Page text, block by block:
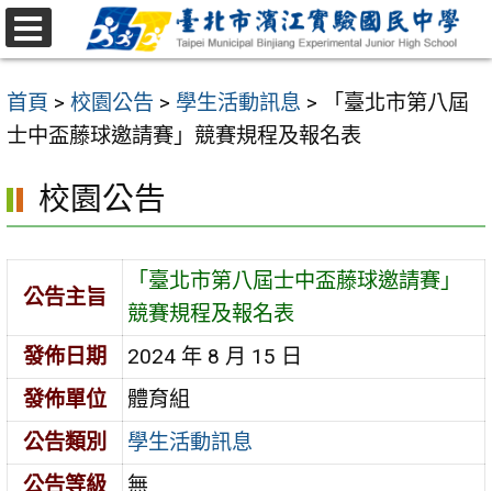
跳
至
要
內
區
首頁 > 校園公告 > 學生活動訊息 >
「臺北市第八屆
士中盃藤球邀請賽」競賽規程及報名表
校園公告
公告主旨
「臺北市第八屆士中盃藤球邀請賽」
競賽規程及報名表
發佈日期
2024 年 8 月 15 日
發佈單位
體育組
公告類別
學生活動訊息
公告等級
無
選
單